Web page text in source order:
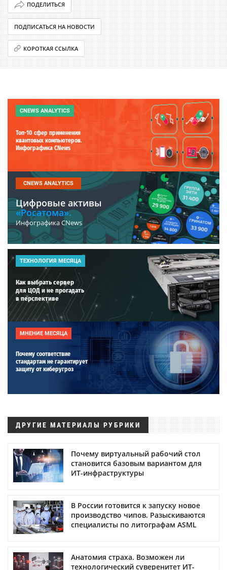
ПОДЕЛИТЬСЯ
ПОДПИСАТЬСЯ НА НОВОСТИ
КОРОТКАЯ ССЫЛКА
CNEWS ANALYTICS
Топ-10 сфер применения
квантовых компьютеров.
Инфографика CNews
CNEWS ANALYTICS
Цифровые активы
«Росатома».
Инфографика CNews
ТЕХНОЛОГИЯ МЕСЯЦА
Как выбрать сервер
для ЦОД и не прогадать
в перспективе
МНЕНИЕ МЕСЯЦА
Почему соответствие
стандартам не гарантирует
защиту от киберугроз
ДРУГИЕ МАТЕРИАЛЫ РУБРИКИ
Почему виртуальный рабочий стол
становится базовым вариантом для
ИТ-инфраструктуры
В России готовится к запуску новое
производство чипов. Разыскиваются
специалисты по литографам ASML
Анатомия страха. Возможен ли
технологический суверенитет ИТ-